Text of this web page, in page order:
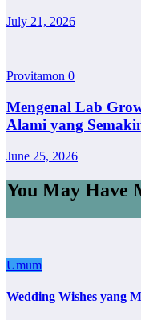
July 21, 2026
Provitamon 0
Mengenal Lab
Alami yang
June 25, 2026
You May Have
Umum
Wedding Wishes yang